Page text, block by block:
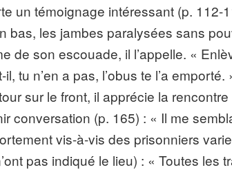
un témoignage intéressant (p. 112-
bas, les jambes paralysées sans
de son escouade, il l’appelle. «
il, tu n’en a pas, l’obus te l’a emporté.
sur le front, il apprécie la
conversation (p. 165) : « Il me
vis-à-vis des prisonniers
pas indiqué le lieu) : « Toutes les